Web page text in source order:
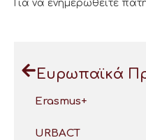
Για να ενημερωθείτε
Ευρωπαϊκά
Erasmus+
URBACT